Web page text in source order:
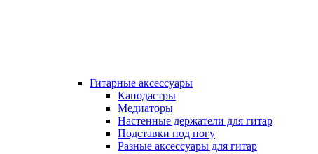
Гитарные аксессуары
Каподастры
Медиаторы
Настенные держатели для гитар
Подставки под ногу
Разные аксессуары для гитар